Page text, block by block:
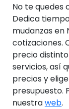
No te quedes
Dedica
mudanzas en
cotizaciones.
precio
servicios, así
precios y
presupuesto.
nuestraweb.